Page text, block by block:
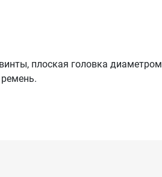
плоская головка диаметром